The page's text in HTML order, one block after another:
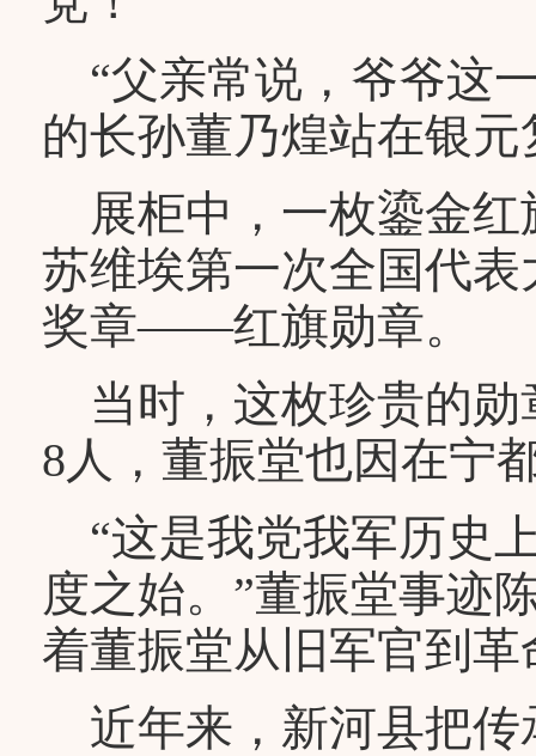
“父亲常说，爷爷这
的长孙董乃煌站在银
展柜中，一枚鎏金红
苏维埃第一次全国代
奖章——红旗勋章。
当时，这枚珍贵的勋
8人，董振堂也因在宁
“这是我党我军历史
度之始。”董振堂事迹
着董振堂从旧军官到
近年来，新河县把传